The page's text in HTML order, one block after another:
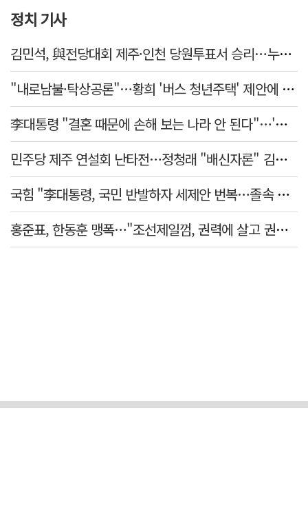
정치 기사
김민석, 與전당대회 제주·인천 당원투표서 승리…누적 득표는 '초박빙'
"내로남불·탁상공론"…황희 '버스 청년주택' 제안에 與 내부서도 쓴소리
李대통령 "결혼 때문에 손해 보는 나라 안 된다"…'결혼 페널티' 22개 손본다
민주당 제주 연설회 난타전…정청래 "배신자론" 김민석 "관리 무능"
국힘 "李대통령, 국민 반발하자 세제안 번복…졸속 국정 즉각 중단"
홍준표, 한동훈 맹폭…"조선제일껌, 권력에 살고 권력에 죽었다"